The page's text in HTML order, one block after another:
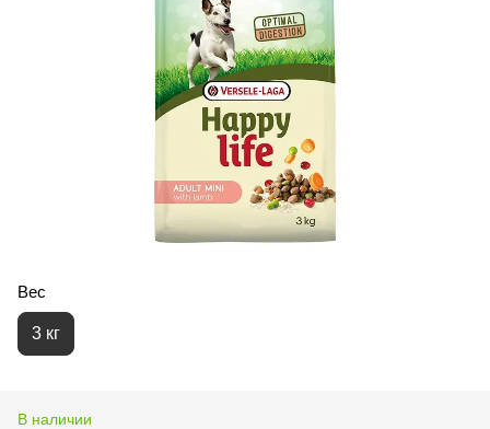
Вес
3 кг
В наличии